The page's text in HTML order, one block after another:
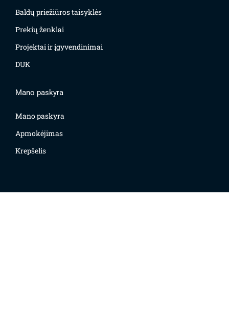
Baldų priežiūros taisyklės
Prekių ženklai
Projektai ir įgyvendinimai
DUK
Mano paskyra
Mano paskyra
Apmokėjimas
Krepšelis